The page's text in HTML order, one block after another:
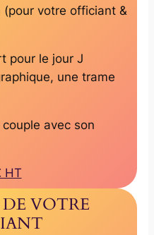
votre officiant &
pour le jour J
une trame
couple avec son
HT
VOTRE